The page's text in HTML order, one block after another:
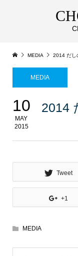
MEDIA 2014 だし
MEDIA
10
MAY
2015
2014
Tweet
+1
MEDIA